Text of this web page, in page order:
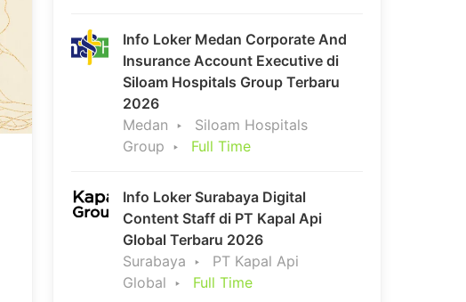
Info Loker Medan Corporate And
Insurance Account Executive di
Siloam Hospitals Group Terbaru
2026
Medan
Siloam Hospitals
Group
Full Time
Info Loker Surabaya Digital
Content Staff di PT Kapal Api
Global Terbaru 2026
Surabaya
PT Kapal Api
Global
Full Time